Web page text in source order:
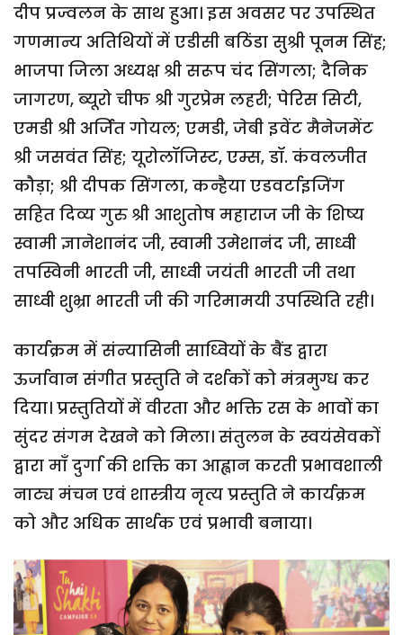
दीप प्रज्वलन के साथ हुआ। इस अवसर पर उपस्थित
गणमान्य अतिथियों में एडीसी बठिंडा सुश्री पूनम सिंह;
भाजपा जिला अध्यक्ष श्री सरूप चंद सिंगला; दैनिक
जागरण, ब्यूरो चीफ श्री गुरप्रेम लहरी; पेरिस सिटी,
एमडी श्री अर्जित गोयल; एमडी, जेबी इवेंट मैनेजमेंट
श्री जसवंत सिंह; यूरोलॉजिस्ट, एम्स, डॉ. कंवलजीत
कौड़ा; श्री दीपक सिंगला, कन्हैया एडवर्टाइजिंग
सहित दिव्य गुरु श्री आशुतोष महाराज जी के शिष्य
स्वामी ज्ञानेशानंद जी, स्वामी उमेशानंद जी, साध्वी
तपस्विनी भारती जी, साध्वी जयंती भारती जी तथा
साध्वी शुभ्रा भारती जी की गरिमामयी उपस्थिति रही।
कार्यक्रम में संन्यासिनी साध्वियों के बैंड द्वारा
ऊर्जावान संगीत प्रस्तुति ने दर्शकों को मंत्रमुग्ध कर
दिया। प्रस्तुतियों में वीरता और भक्ति रस के भावों का
सुंदर संगम देखने को मिला। संतुलन के स्वयंसेवकों
द्वारा माँ दुर्गा की शक्ति का आह्वान करती प्रभावशाली
नाट्य मंचन एवं शास्त्रीय नृत्य प्रस्तुति ने कार्यक्रम
को और अधिक सार्थक एवं प्रभावी बनाया।